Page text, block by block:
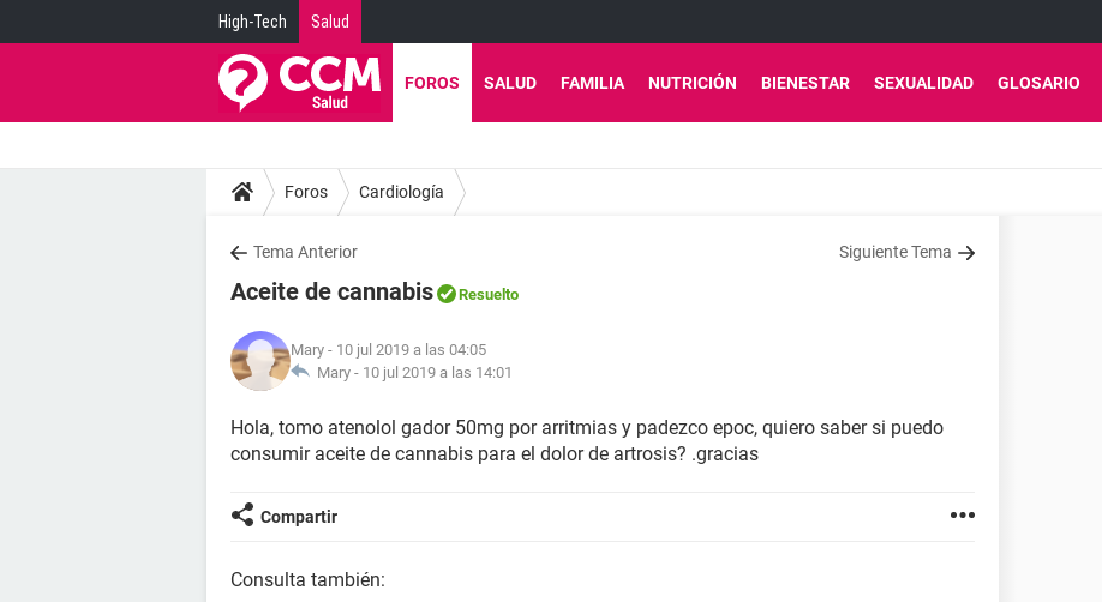
High-Tech Salud
FOROS SALUD FAMILIA NUTRICIÓN BIENESTAR SEXUALIDAD GLOSARIO
Foros Cardiología
Tema Anterior Siguiente Tema
Aceite de cannabis Resuelto
Mary - 10 jul 2019 a las 04:05
Mary - 10 jul 2019 a las 14:01
Hola, tomo atenolol gador 50mg por arritmias y padezco epoc, quiero saber si puedo
consumir aceite de cannabis para el dolor de artrosis? .gracias
Compartir
Consulta también: